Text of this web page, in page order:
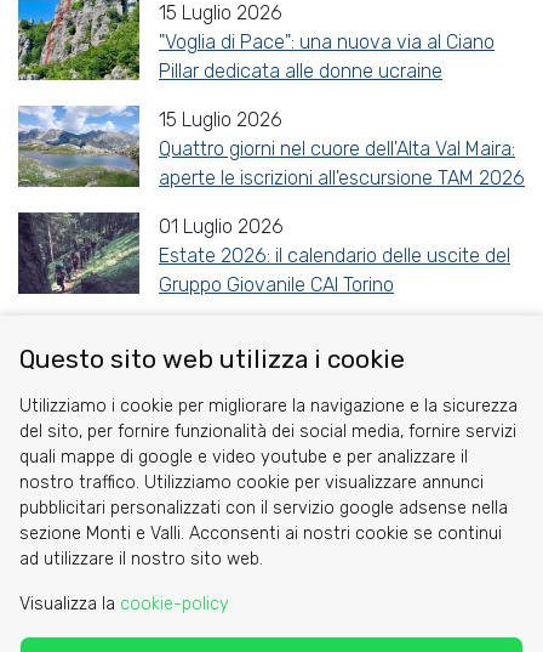
15 Luglio 2026
"Voglia di Pace": una nuova via al Ciano
Pillar dedicata alle donne ucraine
15 Luglio 2026
Quattro giorni nel cuore dell'Alta Val Maira:
aperte le iscrizioni all'escursione TAM 2026
01 Luglio 2026
Estate 2026: il calendario delle uscite del
Gruppo Giovanile CAI Torino
ShareFacebook
TwitterRedditWhatsApp
Gmail
Cookie
Privacy Policy
Questo sito web utilizza i cookie
Utilizziamo i cookie per migliorare la navigazione e la sicurezza
del sito, per fornire funzionalità dei social media, fornire servizi
quali mappe di google e video youtube e per analizzare il
nostro traffico. Utilizziamo cookie per visualizzare annunci
pubblicitari personalizzati con il servizio google adsense nella
sezione Monti e Valli. Acconsenti ai nostri cookie se continui
ad utilizzare il nostro sito web.
Visualizza la cookie-policy